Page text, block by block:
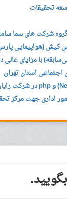
تحقیقات
شرکت های سما
کیش (هواپیمایی
با مزایای عالی
اجتماعی استان تهران
اداری جهت مرکز